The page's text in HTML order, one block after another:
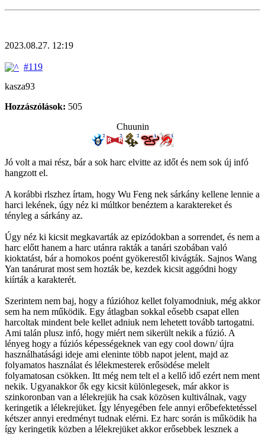
2023.08.27. 12:19
#119
kasza93
Hozzászólások: 505
Chuunin
Jó volt a mai rész, bár a sok harc elvitte az időt és nem sok új infó
hangzott el.
A korábbi rlszhez írtam, hogy Wu Feng nek sárkány kellene lennie a
harci lekének, úgy néz ki múltkor benéztem a karaktereket és
tényleg a sárkány az.
Úgy néz ki kicsit megkavarták az epizódokban a sorrendet, és nem a
harc előtt hanem a harc utánra rakták a tanári szobában való
kioktatást, bár a homokos poént gyökerestől kivágták. Sajnos Wang
Yan tanárurat most sem hozták be, kezdek kicsit aggódni hogy
kiírták a karakterét.
Szerintem nem baj, hogy a fúzióhoz kellet folyamodniuk, még akkor
sem ha nem működik. Egy átlagban sokkal eősebb csapat ellen
harcoltak mindent bele kellet adniuk nem lehetett tovább tartogatni.
Ami talán plusz infó, hogy miért nem sikerült nekik a fúzió. A
lényeg hogy a fúziós képességeknek van egy cool down/ újra
használhatásági ideje ami eleninte több napot jelent, majd az
folyamatos használat és lélekmesterek erősödése melelt
folyamatosan csökken. Itt még nem telt el a kellő idő ezért nem ment
nekik. Ugyanakkor ők egy kicsit különlegesek, már akkor is
szinkoronban van a lélekrejük ha csak közösen kultiválnak, vagy
keringetik a lélekrejüket. Így lényegében fele annyi erőbefektetéssel
kétszer annyi eredményt tudnak elérni. Ez harc során is működik ha
így keringetik közben a lélekrejüket akkor erősebbek lesznek a